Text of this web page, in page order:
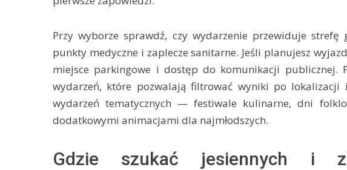
Przy wyborze sprawdź, czy wydarzenie przewiduje strefę
punkty medyczne i zaplecze sanitarne. Jeśli planujesz
miejsce parkingowe i dostęp do komunikacji publicznej.
wydarzeń, które pozwalają filtrować wyniki po lokalizacji
wydarzeń tematycznych — festiwale kulinarne, dni
dodatkowymi animacjami dla najmłodszych.
Gdzie szukać jesiennych i